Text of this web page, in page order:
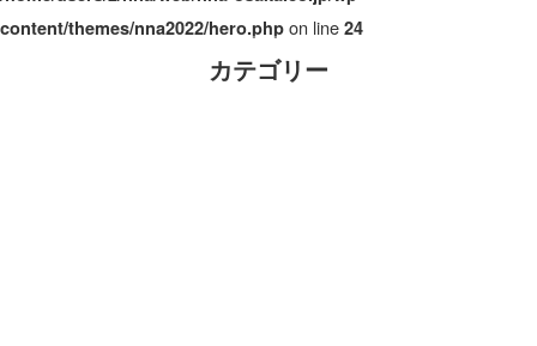
content/themes/nna2022/hero.php on line 24
カテゴリー